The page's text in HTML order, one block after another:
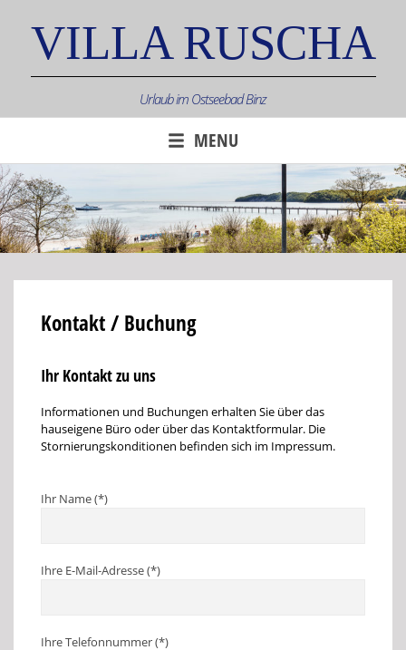
VILLA RUSCHA
Urlaub im Ostseebad Binz
MENU
Kontakt / Buchung
Ihr Kontakt zu uns
Informationen und Buchungen erhalten Sie über das
hauseigene Büro oder über das Kontaktformular. Die
Stornierungskonditionen befinden sich im Impressum.
Ihr Name (*)
Ihre E-Mail-Adresse (*)
Ihre Telefonnummer (*)